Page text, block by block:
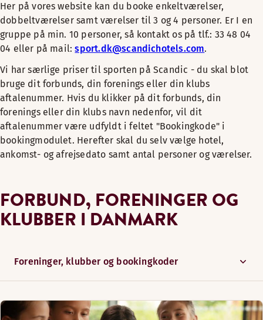
Her på vores website kan du booke enkeltværelser,
dobbeltværelser samt værelser til 3 og 4 personer. Er I en
gruppe på min. 10 personer, så kontakt os på tlf.: 33 48 04
04 eller på mail:sport.dk@scandichotels.com.
Vi har særlige priser til sporten på Scandic - du skal blot
bruge dit forbunds, din forenings eller din klubs
aftalenummer. Hvis du klikker på dit forbunds, din
forenings eller din klubs navn nedenfor, vil dit
aftalenummer være udfyldt i feltet "Bookingkode" i
bookingmodulet. Herefter skal du selv vælge hotel,
ankomst- og afrejsedato samt antal personer og værelser.
FORBUND, FORENINGER OG
KLUBBER I DANMARK
Foreninger, klubber og bookingkoder